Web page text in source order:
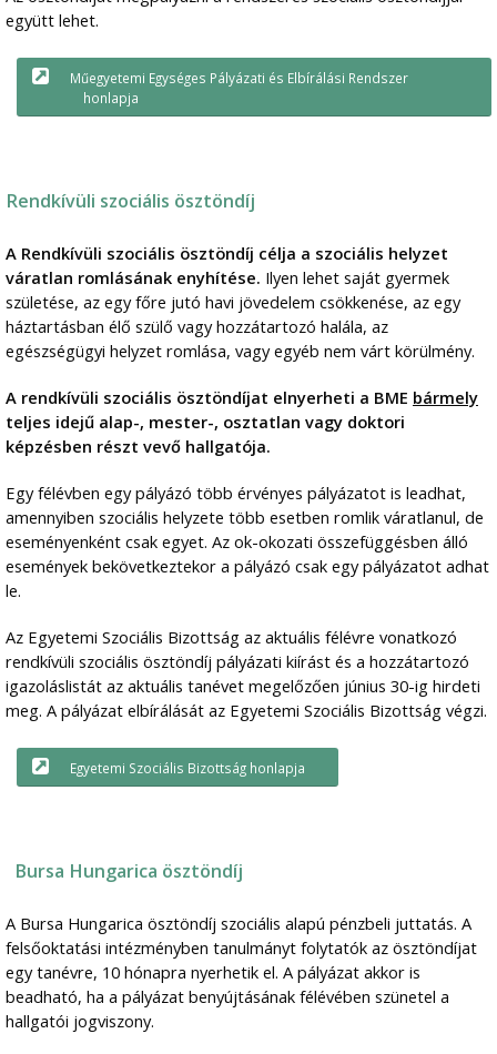
együtt lehet.
Műegyetemi Egységes Pályázati és Elbírálási Rendszer
honlapja
Rendkívüli szociális ösztöndíj
A Rendkívüli szociális ösztöndíj célja a szociális helyzet
váratlan romlásának enyhítése. Ilyen lehet saját gyermek
születése, az egy főre jutó havi jövedelem csökkenése, az egy
háztartásban élő szülő vagy hozzátartozó halála, az
egészségügyi helyzet romlása, vagy egyéb nem várt körülmény.
A rendkívüli szociális ösztöndíjat elnyerheti a BME bármely
teljes idejű alap-, mester-, osztatlan vagy doktori
képzésben részt vevő hallgatója.
Egy félévben egy pályázó több érvényes pályázatot is leadhat,
amennyiben szociális helyzete több esetben romlik váratlanul, de
eseményenként csak egyet. Az ok-okozati összefüggésben álló
események bekövetkeztekor a pályázó csak egy pályázatot adhat
le.
Az Egyetemi Szociális Bizottság az aktuális félévre vonatkozó
rendkívüli szociális ösztöndíj pályázati kiírást és a hozzátartozó
igazoláslistát az aktuális tanévet megelőzően június 30-ig hirdeti
meg. A pályázat elbírálását az Egyetemi Szociális Bizottság végzi.
Egyetemi Szociális Bizottság honlapja
Bursa Hungarica ösztöndíj
A Bursa Hungarica ösztöndíj szociális alapú pénzbeli juttatás. A
felsőoktatási intézményben tanulmányt folytatók az ösztöndíjat
egy tanévre, 10 hónapra nyerhetik el. A pályázat akkor is
beadható, ha a pályázat benyújtásának félévében szünetel a
hallgatói jogviszony.